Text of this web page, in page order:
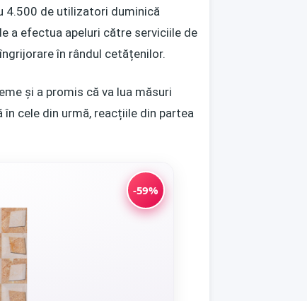
4.500 de utilizatori duminică
a efectua apeluri către serviciile de
în rândul cetățenilor.
și a promis că va lua măsuri
cele din urmă, reacțiile din partea
-59%